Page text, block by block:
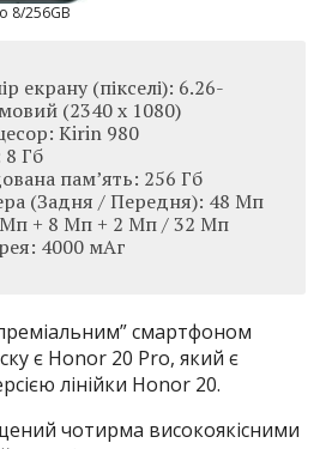
8/256GB
екрану (пікселі): 6.26-
(2340 x 1080)
Kirin 980
Гб
пам’ять: 256 Гб
(Задня / Передня): 48 Мп
Мп + 8 Мп + 2 Мп / 32 Мп
4000 мАг
смартфоном
є Honor 20 Pro, який є
лінійки Honor 20.
чотирма високоякісними